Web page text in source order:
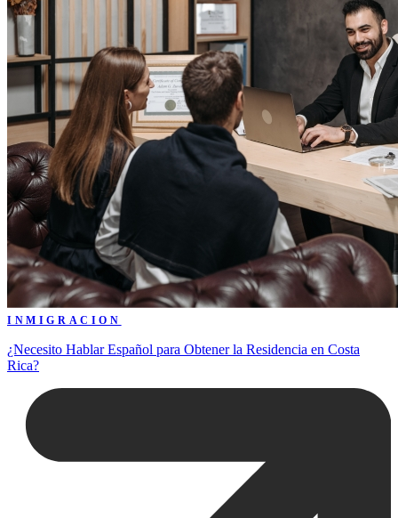
INMIGRACION
¿Necesito Hablar Español para Obtener la Residencia en Costa
Rica?